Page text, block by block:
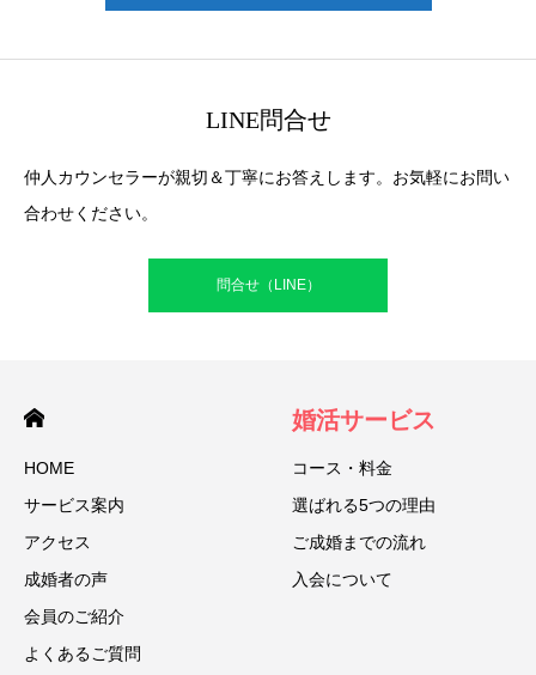
LINE問合せ
仲人カウンセラーが親切＆丁寧にお答えします。お気軽にお問い
合わせください。
問合せ（LINE）
HOME
サービス案内
アクセス
成婚者の声
会員のご紹介
よくあるご質問
婚活サービス
コース・料金
選ばれる5つの理由
ご成婚までの流れ
入会について